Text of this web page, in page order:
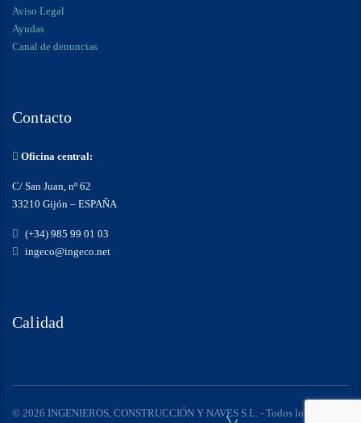
Aviso Legal
Ayudas
Canal de denuncias
Contacto
Oficina central:
C/ San Juan, nº 62
33210 Gijón – ESPAÑA
(+34) 985 99 01 03
ingeco@ingeco.net
Calidad
© 2026 INGENIEROS, CONSTRUCCIÓN Y NAVES S.L. - Todos los derechos